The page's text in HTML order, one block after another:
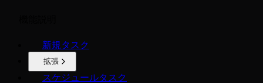
新規タスク
拡張
スケジュールタスク